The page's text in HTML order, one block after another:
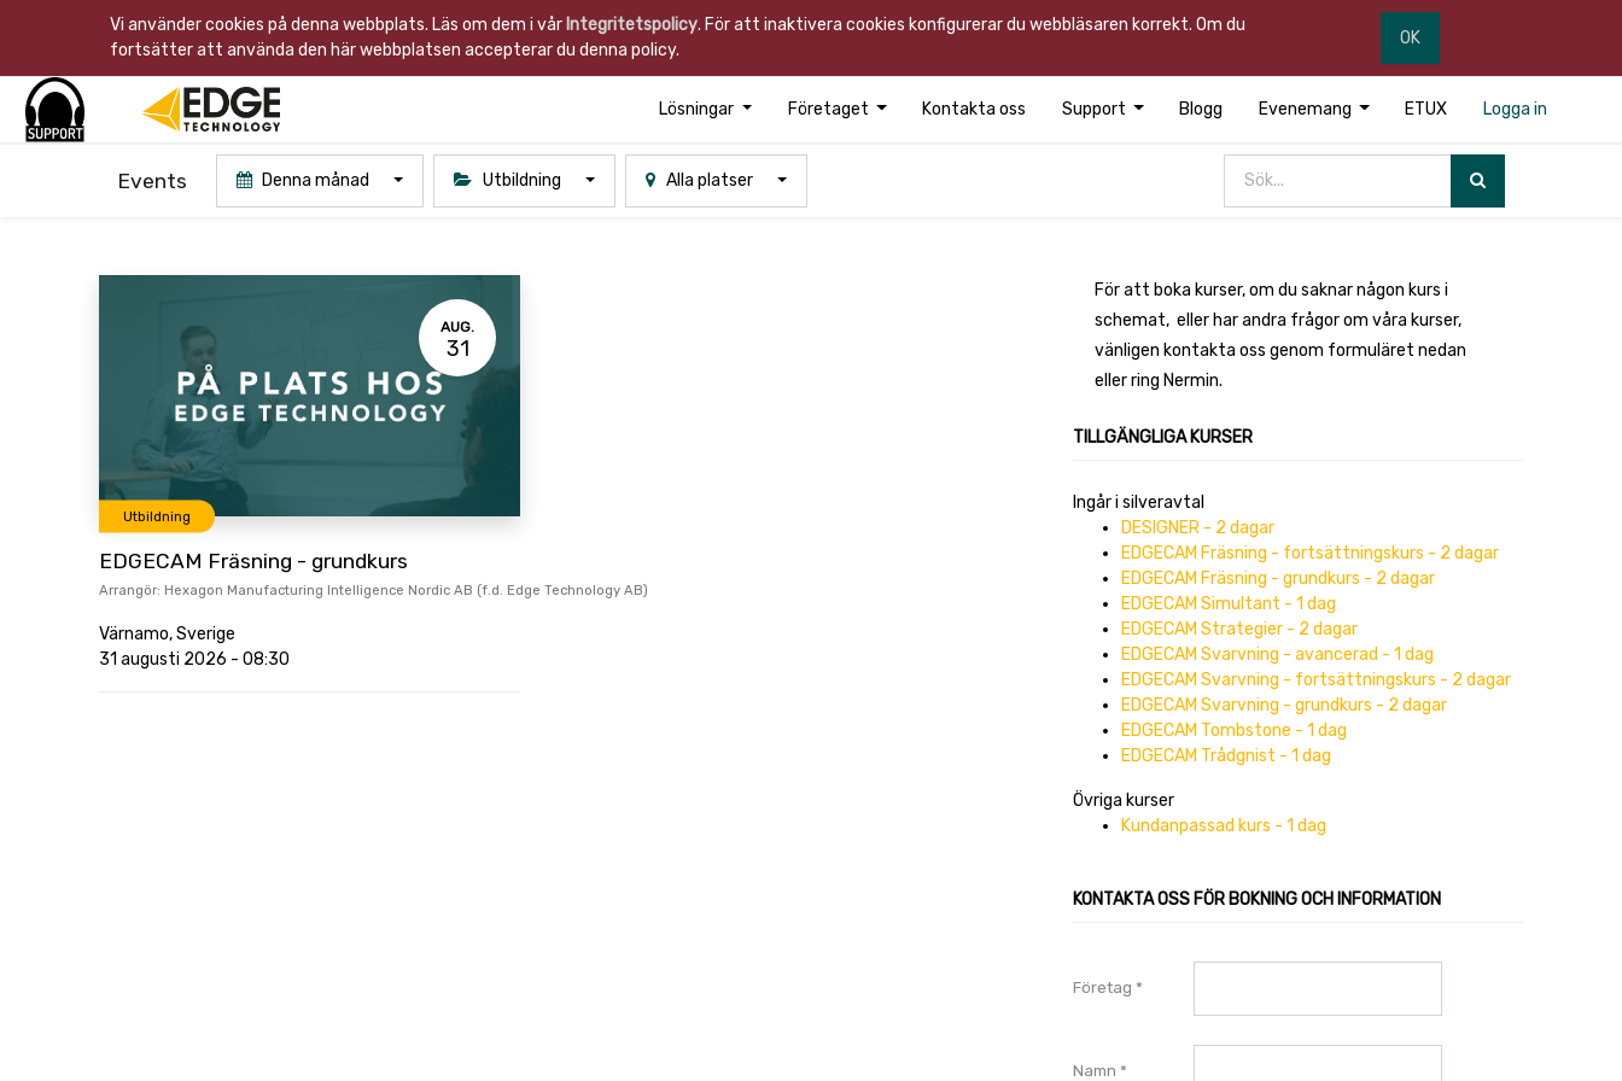
Vi använder cookies på denna webbplats. Läs om dem i vår Integritetspolicy. För att inaktivera cookies konfigurerar du webbläsaren korrekt. Om du
fortsätter att använda den här webbplatsen accepterar du denna policy.
OK
Lösningar Företaget Kontakta oss Support Blogg Evenemang ETUX Logga in
Events Denna månad Utbildning Alla platser
AUG.
31
Utbildning
EDGECAM Fräsning - grundkurs
Arrangör: Hexagon Manufacturing Intelligence Nordic AB (f.d. Edge Technology AB)
Värnamo,Sverige
31 augusti 2026 -08:30
För att boka kurser, om du saknar någon kurs i
schemat, eller har andra frågor om våra kurser,
vänligen kontakta oss genom formuläret nedan
eller ring Nermin.
TILLGÄNGLIGA KURSER
Ingår i silveravtal
DESIGNER - 2 dagar
EDGECAM Fräsning - fortsättningskurs - 2 dagar
EDGECAM Fräsning - grundkurs - 2 dagar
EDGECAM Simultant - 1 dag
EDGECAM Strategier - 2 dagar
EDGECAM Svarvning - avancerad - 1 dag
EDGECAM Svarvning - fortsättningskurs - 2 dagar
EDGECAM Svarvning - grundkurs - 2 dagar
EDGECAM Tombstone - 1 dag
EDGECAM Trådgnist - 1 dag
Övriga kurser
Kundanpassad kurs - 1 dag
KONTAKTA OSS FÖR BOKNING OCH INFORMATION
Företag
Namn